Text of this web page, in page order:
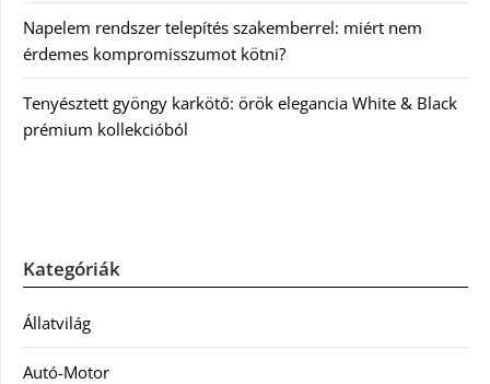
Napelem rendszer telepítés szakemberrel: miért nem
érdemes kompromisszumot kötni?
Tenyésztett gyöngy karkötő: örök elegancia White & Black
prémium kollekcióból
Kategóriák
Állatvilág
Autó-Motor